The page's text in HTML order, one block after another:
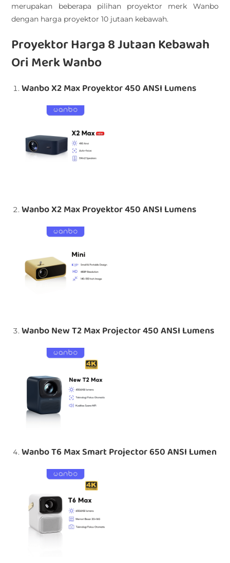
merupakan beberapa pilihan proyektor merk Wanbo
dengan harga proyektor 10 jutaan kebawah.
Proyektor Harga 8 Jutaan Kebawah
Ori Merk Wanbo
Wanbo X2 Max Proyektor 450 ANSI Lumens
Wanbo X2 Max Proyektor 450 ANSI Lumens
Wanbo New T2 Max Projector 450 ANSI Lumens
Wanbo T6 Max Smart Projector 650 ANSI Lumen